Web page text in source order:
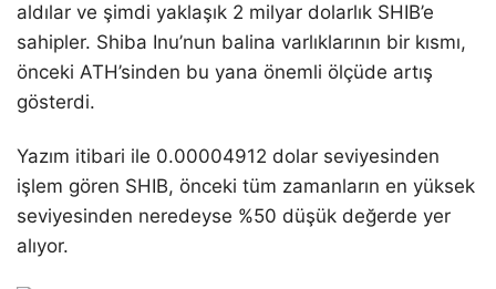
aldılar ve şimdi yaklaşık 2 milyar dolarlık SHIB’e
sahipler. Shiba Inu’nun balina varlıklarının bir kısmı,
önceki ATH’sinden bu yana önemli ölçüde artış
gösterdi.
Yazım itibari ile 0.00004912 dolar seviyesinden
işlem gören SHIB, önceki tüm zamanların en yüksek
seviyesinden neredeyse %50 düşük değerde yer
alıyor.